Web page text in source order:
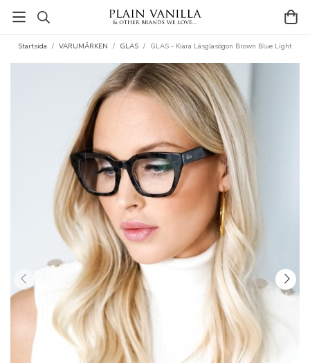
Startsida / VARUMÄRKEN / GLAS / GLAS - Kiara Läsglasögon Brown Blue Light